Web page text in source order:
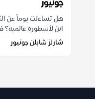
جونيور
هل تساءلت يوماً عن
ابن لأسطورة
شارلز شابلن جونيور